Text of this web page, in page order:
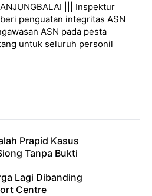
||| Inspektur
beri penguatan integritas ASN
ASN pada pesta
untuk seluruh personil
Prapid Kasus
Tanpa Bukti
Lagi Dibanding
Centre